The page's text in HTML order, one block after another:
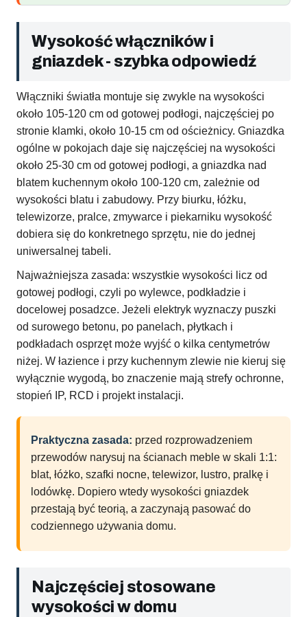
Wysokość włączników i
gniazdek - szybka odpowiedź
Włączniki światła montuje się zwykle na wysokości
około 105-120 cm od gotowej podłogi, najczęściej po
stronie klamki, około 10-15 cm od ościeżnicy. Gniazdka
ogólne w pokojach daje się najczęściej na wysokości
około 25-30 cm od gotowej podłogi, a gniazdka nad
blatem kuchennym około 100-120 cm, zależnie od
wysokości blatu i zabudowy. Przy biurku, łóżku,
telewizorze, pralce, zmywarce i piekarniku wysokość
dobiera się do konkretnego sprzętu, nie do jednej
uniwersalnej tabeli.
Najważniejsza zasada: wszystkie wysokości licz od
gotowej podłogi, czyli po wylewce, podkładzie i
docelowej posadzce. Jeżeli elektryk wyznaczy puszki
od surowego betonu, po panelach, płytkach i
podkładach osprzęt może wyjść o kilka centymetrów
niżej. W łazience i przy kuchennym zlewie nie kieruj się
wyłącznie wygodą, bo znaczenie mają strefy ochronne,
stopień IP, RCD i projekt instalacji.
Praktyczna zasada: przed rozprowadzeniem
przewodów narysuj na ścianach meble w skali 1:1:
blat, łóżko, szafki nocne, telewizor, lustro, pralkę i
lodówkę. Dopiero wtedy wysokości gniazdek
przestają być teorią, a zaczynają pasować do
codziennego używania domu.
Najczęściej stosowane
wysokości w domu